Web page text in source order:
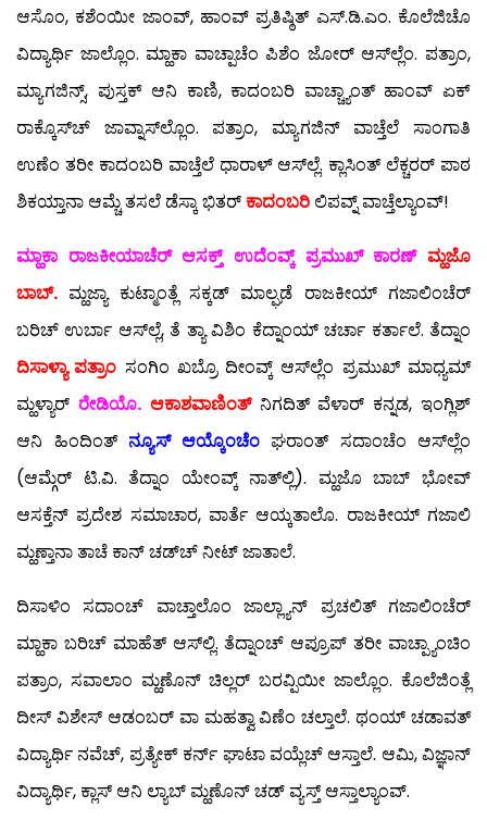
ಆಸೊಂ, ಕಶೆಂಯೀ ಜಾಂವ್, ಹಾಂವ್ ಪ್ರತಿಷ್ಠಿತ್ ಎಸ್.ಡಿ.ಎಂ. ಕೊಲೆಜಿಚೊ
ವಿದ್ಯಾರ್ಥಿ ಜಾಲ್ಲೊಂ. ಮ್ಹಾಕಾ ವಾಚ್ಪಾಚೆಂ ಪಿಶೆಂ ಜೋರ್ ಆಸ್‍ಲ್ಲೆಂ. ಪತ್ರಾಂ,
ಮ್ಯಾಗಜಿನ್ಸ್, ಪುಸ್ತಕ್ ಆನಿ ಕಾಣಿ, ಕಾದಂಬರಿ ವಾಚ್ಚ್ಯಾಂತ್ ಹಾಂವ್ ಏಕ್
ರಾಕ್ಕೊಸ್‍ಚ್ ಜಾವ್ನಾಸ್‍ಲ್ಲೊಂ. ಪತ್ರಾಂ, ಮ್ಯಾಗಜಿನ್ ವಾಚ್ತೆಲೆ ಸಾಂಗಾತಿ
ಉಣೆಂ ತರೀ ಕಾದಂಬರಿ ವಾಚ್ತೆಲೆ ಧಾರಾಳ್ ಆಸ್‍ಲ್ಲೆ. ಕ್ಲಾಸಿಂತ್ ಲೆಕ್ಚರರ್ ಪಾಠ
ಶಿಕಯ್ತಾನಾ ಆಮ್ಚೆ ತಸಲೆ ಡೆಸ್ಕಾ ಭಿತರ್ ಕಾದಂಬರಿಲಿಪವ್ನ್ ವಾಚ್ತೆಲ್ಯಾಂವ್!
ಮ್ಹಾಕಾ ರಾಜಕೀಯಾಚೆರ್ ಆಸಕ್ತ್ ಉದೆಂವ್ಕ್ ಪ್ರಮುಖ್ ಕಾರಣ್ ಮ್ಹಜೊ
ಬಾಬ್. ಮ್ಹಜ್ಯಾ ಕುಟ್ಮಾಂತ್ಲೆ ಸಕ್ಕಡ್ ಮಾಲ್ಘಡೆ ರಾಜಕೀಯ್ ಗಜಾಲಿಂಚೆರ್
ಬರಿಚ್ ಉರ್ಬಾ ಆಸ್‍ಲ್ಲೆ, ತೆ ತ್ಯಾ ವಿಶಿಂ ಕೆದ್ನಾಂಯ್ ಚರ್ಚಾ ಕರ್ತಾಲೆ. ತೆದ್ನಾಂ
ದಿಸಾಳ್ಯಾ ಪತ್ರಾಂ ಸಂಗಿಂ ಖಬ್ರೊ ದೀಂವ್ಕ್ ಆಸ್‍ಲ್ಲೆಂ ಪ್ರಮುಖ್ ಮಾಧ್ಯಮ್
ಮ್ಹಳ್ಯಾರ್ ರೇಡಿಯೊ. ಆಕಾಶವಾಣಿಂತ್ನಿಗದಿತ್ ವೆಳಾರ್ ಕನ್ನಡ, ಇಂಗ್ಲಿಶ್
ಆನಿ ಹಿಂದಿಂತ್ ನ್ಯೂಸ್ ಆಯ್ಕೊಂಚೆಂಘರಾಂತ್ ಸದಾಂಚೆಂ ಆಸ್‍ಲ್ಲೆಂ
(ಆಮ್ಗೆರ್ ಟಿ.ವಿ. ತೆದ್ನಾಂ ಯೇಂವ್ಕ್ ನಾತ್‍ಲ್ಲಿ). ಮ್ಹಜೊ ಬಾಬ್ ಭೋವ್
ಆಸಕ್ತೆನ್ ಪ್ರದೇಶ ಸಮಾಚಾರ, ವಾರ್ತೆ ಆಯ್ಕತಾಲೊ. ರಾಜಕೀಯ್ ಗಜಾಲಿ
ಮ್ಹಣ್ತಾನಾ ತಾಚೆ ಕಾನ್ ಚಡ್‍ಚ್ ನೀಟ್ ಜಾತಾಲೆ.
ದಿಸಾಳಿಂ ಸದಾಂಚ್ ವಾಚ್ತಾಲೊಂ ಜಾಲ್ಲ್ಯಾನ್ ಪ್ರಚಲಿತ್ ಗಜಾಲಿಂಚೆರ್
ಮ್ಹಾಕಾ ಬರಿಚ್ ಮಾಹೆತ್ ಆಸ್‍ಲ್ಲಿ. ತೆದ್ನಾಂಚ್ ಆಪ್ರೂಪ್ ತರೀ ವಾಚ್ಪ್ಯಾಂಚಿಂ
ಪತ್ರಾಂ, ಸವಾಲಾಂ ಮ್ಹಣೊನ್ ಚಿಲ್ಲರ್ ಬರವ್ಪಿಯೀ ಜಾಲ್ಲೊಂ. ಕೊಲೆಜಿಂತ್ಲೆ
ದೀಸ್ ವಿಶೇಸ್ ಆಡಂಬರ್ ವಾ ಮಹತ್ವಾ ವಿಣೆಂ ಚಲ್ತಾಲೆ. ಥಂಯ್ ಚಡಾವತ್
ವಿದ್ಯಾರ್ಥಿ ನವೆಚ್, ಪ್ರತ್ಯೇಕ್ ಕರ್ನ್ ಘಾಟಾ ವಯ್ಲೆಚ್ ಆಸ್ತಾಲೆ. ಆಮಿ, ವಿಜ್ಞಾನ್
ವಿದ್ಯಾರ್ಥಿ, ಕ್ಲಾಸ್ ಆನಿ ಲ್ಯಾಬ್ ಮ್ಹಣೊನ್ ಚಡ್ ವ್ಯಸ್ತ್ ಆಸ್ತಾಲ್ಯಾಂವ್.